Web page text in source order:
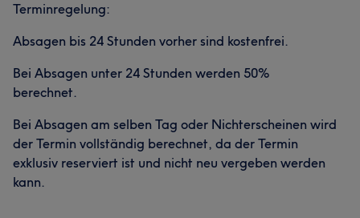
Terminregelung:
Absagen bis 24 Stunden vorher sind kostenfrei.
Bei Absagen unter 24 Stunden werden 50%
berechnet.
Bei Absagen am selben Tag oder Nichterscheinen wird
der Termin vollständig berechnet, da der Termin
exklusiv reserviert ist und nicht neu vergeben werden
kann.